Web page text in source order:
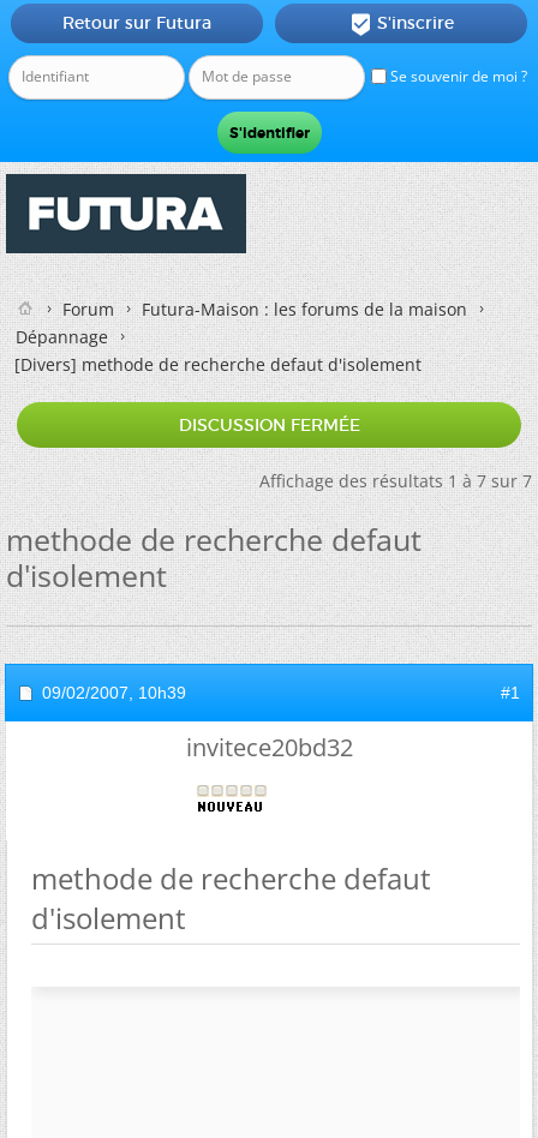
Se souvenir de moi ?
Retour sur Futura  S'inscrire
Forum
Futura-Maison : les forums de la maison
Dépannage
[Divers]methode de recherche defaut d'isolement
DISCUSSION FERMÉE
Affichage des résultats 1 à 7 sur 7
methode de recherche defaut
d'isolement
09/02/2007, 10h39 #1
invitece20bd32
methode de recherche defaut
d'isolement